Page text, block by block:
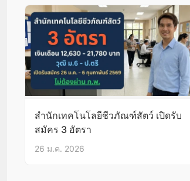
สำนักเทคโนโลยีชีวภัณฑ์สัตว์ เปิดรับ
สมัคร 3 อัตรา
26 ม.ค. 2026